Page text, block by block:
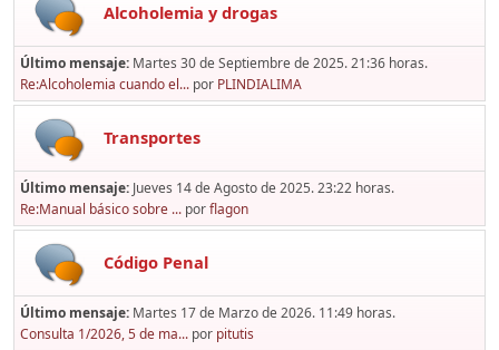
Alcoholemia y drogas
Último mensaje: Martes 30 de Septiembre de 2025. 21:36 horas.
Re:Alcoholemia cuando el... por PLINDIALIMA
Transportes
Último mensaje: Jueves 14 de Agosto de 2025. 23:22 horas.
Re:Manual básico sobre ... porflagon
Código Penal
Último mensaje: Martes 17 de Marzo de 2026. 11:49 horas.
Consulta 1/2026, 5 de ma... por pitutis